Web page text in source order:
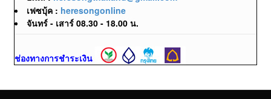
เฟซบุ้ค : heresongonline
จันทร์ - เสาร์ 08.30 - 18.00 น.
ช่องทางการชำระเงิน